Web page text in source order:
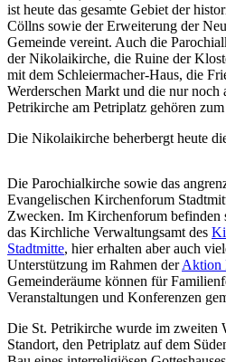
ist heute das gesamte Gebiet der
Cöllns sowie der Erweiterung der
Gemeinde vereint. Auch die
der Nikolaikirche, die Ruine der
mit dem Schleiermacher-Haus, die
Werderschen Markt und die nur noch
Petrikirche am Petriplatz gehören
Die Nikolaikirche beherbergt heute
Die Parochialkirche sowie das
Evangelischen Kirchenforum
Zwecken. Im Kirchenforum befinden
das Kirchliche Verwaltungsamt des
Stadtmitte, hier erhalten aber auch
Unterstützung im Rahmen derAktion
Gemeinderäume können für
Veranstaltungen und Konferenzen
Die St. Petrikirche wurde im zweiten
Standort, den Petriplatz auf dem